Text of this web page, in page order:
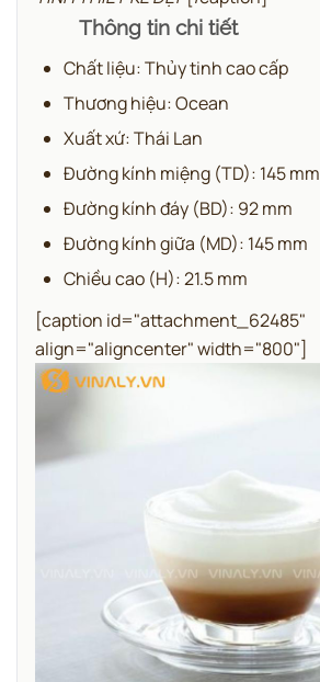
Thông tin chi tiết
Chất liệu: Thủy tinh cao cấp
Thương hiệu: Ocean
Xuất xứ: Thái Lan
Đường kính miệng (TD): 145 mm
Đường kính đáy (BD): 92 mm
Đường kính giữa (MD): 145 mm
Chiều cao (H): 21.5 mm
[caption id="attachment_62485"
align="aligncenter" width="800"]